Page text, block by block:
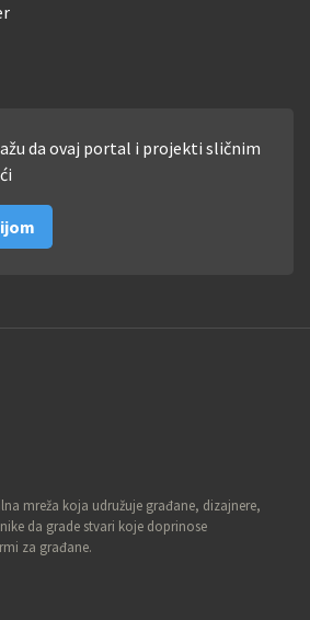
da ovaj portal i projekti sličnim
mreža koja udružuje građane, dizajnere,
da grade stvari koje doprinose
za građane.